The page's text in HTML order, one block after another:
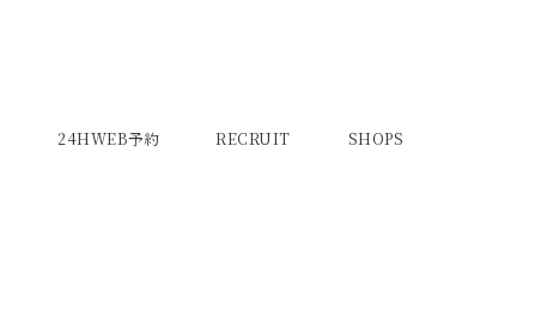
24HWEB予約 RECRUIT SHOPS